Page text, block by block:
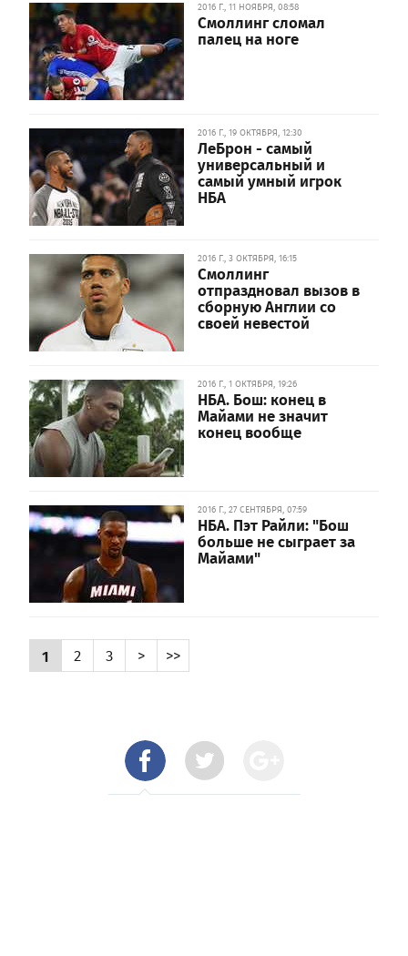
2016 Г., 11 НОЯБРЯ, 08:58
Смоллинг сломал
палец на ноге
2016 Г., 19 ОКТЯБРЯ, 12:30
ЛеБрон - самый
универсальный и
самый умный игрок
НБА
2016 Г., 3 ОКТЯБРЯ, 16:15
Смоллинг
отпраздновал вызов в
сборную Англии со
своей невестой
2016 Г., 1 ОКТЯБРЯ, 19:26
НБА. Бош: конец в
Майами не значит
конец вообще
2016 Г., 27 СЕНТЯБРЯ, 07:59
НБА. Пэт Райли: "Бош
больше не сыграет за
Майами"
1 2 3 > >>